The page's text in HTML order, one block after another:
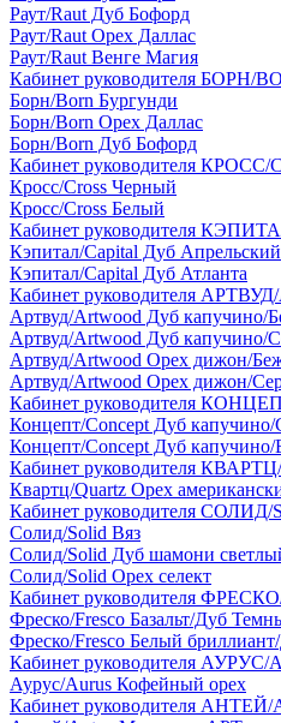
Раут/Raut Дуб Бофорд
Раут/Raut Орех Даллас
Раут/Raut Венге Магия
Кабинет руководителя БОРН/
Борн/Born Бургунди
Борн/Born Орех Даллас
Борн/Born Дуб Бофорд
Кабинет руководителя КРОСС/
Кросс/Cross Черный
Кросс/Cross Белый
Кабинет руководителя
Кэпитал/Capital Дуб Апрельский
Кэпитал/Capital Дуб Атланта
Кабинет руководителя
Артвуд/Artwood Дуб капучино/
Артвуд/Artwood Дуб капучино/
Артвуд/Artwood Орех дижон/
Артвуд/Artwood Орех дижон/
Кабинет руководителя
Концепт/Concept Дуб
Концепт/Concept Дуб
Кабинет руководителя
Квартц/Quartz Орех
Кабинет руководителя СОЛИД/
Солид/Solid Вяз
Солид/Solid Дуб шамони
Солид/Solid Орех селект
Кабинет руководителя
Фреско/Fresco Базальт/Дуб
Фреско/Fresco Белый
Кабинет руководителя АУРУС/
Аурус/Aurus Кофейный орех
Кабинет руководителя АНТЕЙ/